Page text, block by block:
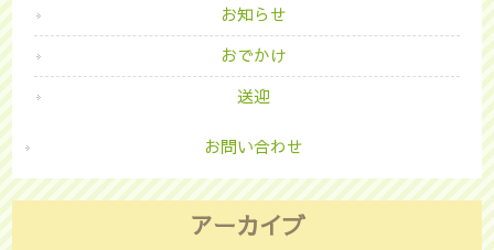
お知らせ
おでかけ
送迎
お問い合わせ
アーカイブ